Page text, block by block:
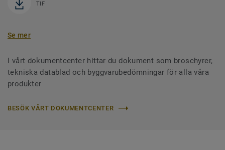
TIF
Se mer
I vårt dokumentcenter hittar du dokument som broschyrer,
tekniska datablad och byggvarubedömningar för alla våra
produkter
BESÖK VÅRT DOKUMENTCENTER